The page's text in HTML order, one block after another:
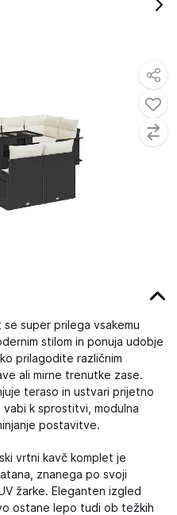
super prilega vsakemu
stilom in ponuja udobje
prilagodite različnim
ali mirne trenutke zase.
teraso in ustvari prijetno
k sprostitvi, modulna
postavitve.
vrtni kavč komplet je
znanega po svoji
žarke. Eleganten izgled
ostane lepo tudi ob težkih